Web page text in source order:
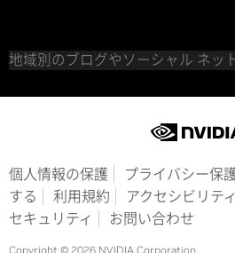
地域別のブログやソーシャル ネッ
個人情報の保護 プライバシー保
する
利用規約 アクセシビリティ
セキュリティ
お問い合わせ
Copyright © 2026 NVIDIA Corporation